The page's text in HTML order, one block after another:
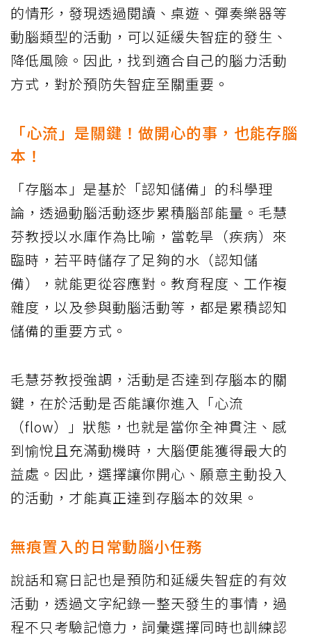
的情形，發現透過閱讀、桌遊、彈奏樂器等
動腦類型的活動，可以延緩失智症的發生、
降低風險。因此，找到適合自己的腦力活動
方式，對於預防失智症至關重要。
「心流」是關鍵！做開心的事，也能存腦
本！
「存腦本」是基於「認知儲備」的科學理
論，透過動腦活動逐步累積腦部能量。毛慧
芬教授以水庫作為比喻，當乾旱（疾病）來
臨時，若平時儲存了足夠的水（認知儲
備），就能更從容應對。教育程度、工作複
雜度，以及參與動腦活動等，都是累積認知
儲備的重要方式。
毛慧芬教授強調，活動是否達到存腦本的關
鍵，在於活動是否能讓你進入「心流
（flow）」狀態，也就是當你全神貫注、感
到愉悅且充滿動機時，大腦便能獲得最大的
益處。因此，選擇讓你開心、願意主動投入
的活動，才能真正達到存腦本的效果。
無痕置入的日常動腦小任務
說話和寫日記也是預防和延緩失智症的有效
活動，透過文字紀錄一整天發生的事情，過
程不只考驗記憶力，詞彙選擇同時也訓練認